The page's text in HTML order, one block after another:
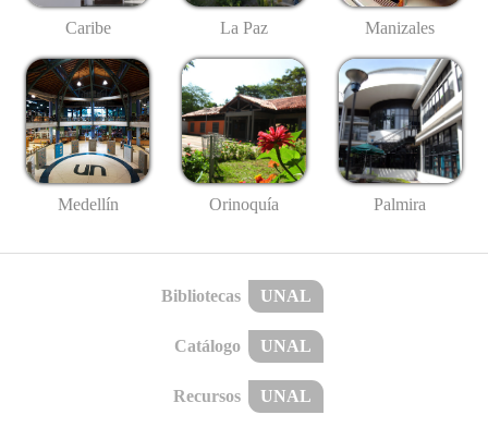
Caribe La Paz Manizales
Medellín Orinoquía Palmira
Bibliotecas UNAL
Catálogo UNAL
Recursos UNAL